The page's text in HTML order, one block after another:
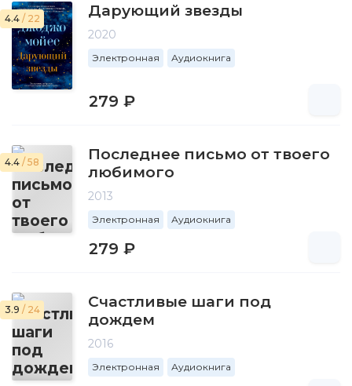
4.4 / 22 Дарующий звезды
2020
Электронная Аудиокнига
279 ₽
4.4 / 58
Последнее письмо от твоего
любимого
2013
Электронная Аудиокнига
279 ₽
3.9 / 24
Счастливые шаги под
дождем
2016
Электронная Аудиокнига